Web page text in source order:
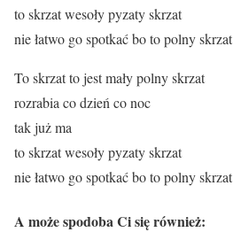
to skrzat wesoły pyzaty skrzat
nie łatwo go spotkać bo to polny skrzat
To skrzat to jest mały polny skrzat
rozrabia co dzień co noc
tak już ma
to skrzat wesoły pyzaty skrzat
nie łatwo go spotkać bo to polny skrzat
A może spodoba Ci się również: